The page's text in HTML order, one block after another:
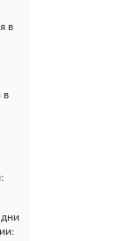
в
в
дни